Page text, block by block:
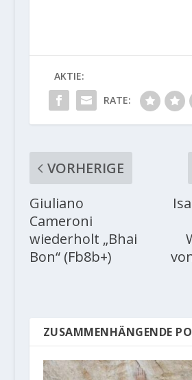
AKTIE:
RATE:
VORHERIGE
Giuliano
Cameroni
wiederholt „Bhai
Bon“ (Fb8b+)
ZUSAMMENHÄNGENDE